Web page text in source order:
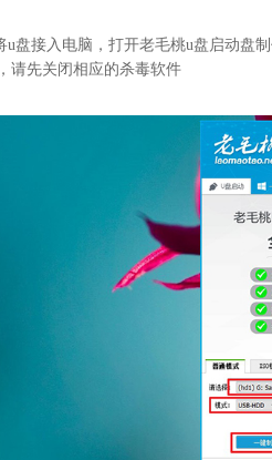
u盘接入电脑，打开老毛桃u盘启动盘
请先关闭相应的杀毒软件